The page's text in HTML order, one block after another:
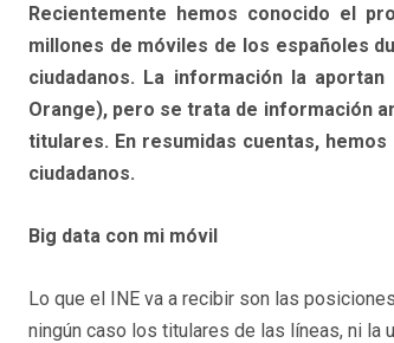
Recientemente hemos conocido el
millones de móviles de los españoles
ciudadanos. La información la
Orange), pero se trata de información
titulares. En resumidas cuentas,
ciudadanos.
Big data con mi móvil
Lo que el INE va a recibir son las
ningún caso los titulares de las líneas, ni la